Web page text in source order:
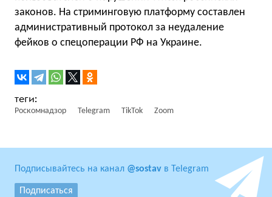
законов. На стриминговую платформу составлен
административный протокол за неудаление
фейков о спецоперации РФ на Украине.
Роскомнадзор Telegram TikTok Zoom
Подписывайтесь на канал @sostav в Telegram
Подписаться